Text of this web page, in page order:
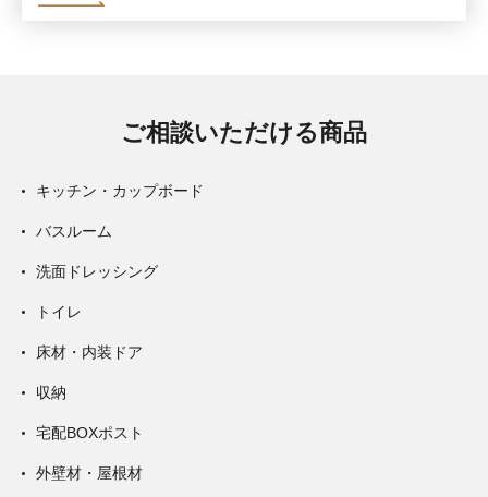
ご相談いただける商品
キッチン・カップボード
バスルーム
洗面ドレッシング
トイレ
床材・内装ドア
収納
宅配BOXポスト
外壁材・屋根材